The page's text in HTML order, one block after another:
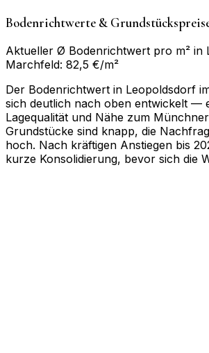
Bodenrichtwerte &
Aktueller Ø Bodenrichtwert pro m² in
Marchfeld: 82,5 €/m²
Der Bodenrichtwert in Leopoldsdorf
sich deutlich nach oben entwickelt —
Lagequalität und Nähe zum
Grundstücke sind knapp, die
hoch. Nach kräftigen Anstiegen bis
kurze Konsolidierung, bevor sich die